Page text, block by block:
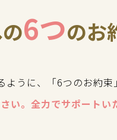
6つのお
うに、「6つのお約束
い。全力でサポートい